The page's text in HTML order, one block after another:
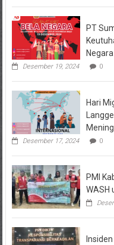
PT
Desember 19, 2024 0
Hari
Desember 17, 2024 0
PMI
WASH